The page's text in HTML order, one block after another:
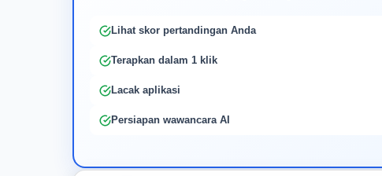
Lihat skor pertandingan Anda
Terapkan dalam 1 klik
Lacak aplikasi
Persiapan wawancara AI